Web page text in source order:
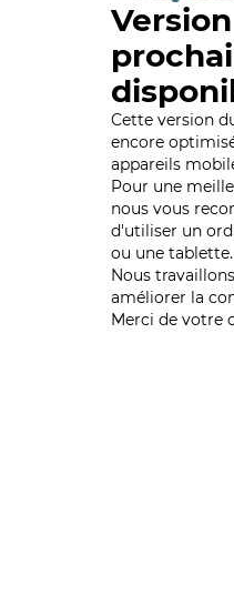
Cette version
encore
appareils
Pour une
nous vous
d'utiliser un
ou une tablette.
Nous
améliorer la
Merci de votre